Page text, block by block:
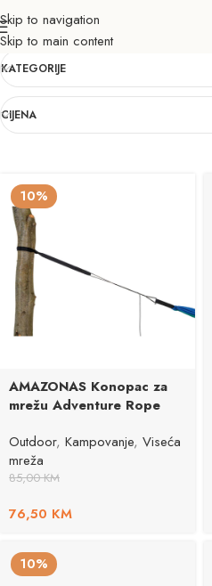
Skip to navigation
Skip to main content
AMAZONAS
KATEGORIJE
CIJENA
10%
AMAZONAS Konopac za
mrežu Adventure Rope
Outdoor, Kampovanje, Viseća
mreža
85,00KM
76,50 KM
10%